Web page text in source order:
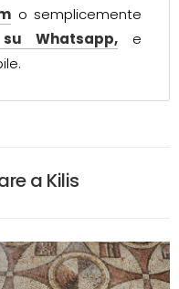
o semplicemente
Whatsapp, e
a Kilis